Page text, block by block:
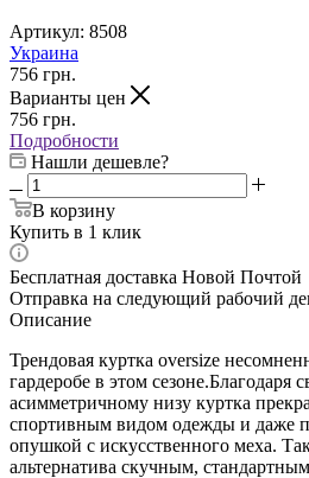
Артикул: 8508
Украина
756 грн.
Варианты цен
756 грн.
Подробности
Нашли дешевле?
В корзину
Купить в 1 клик
Бесплатная доставка Новой Почтой
Отправка на следующий рабочий
Описание
Трендовая куртка oversize
гардеробе в этом сезоне.Благодаря
асимметричному низу куртка
спортивным видом одежды и даже
опушкой с искусственного меха.
альтернатива скучным,